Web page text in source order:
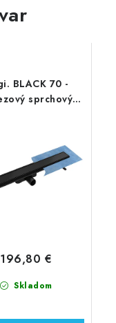
BLACK 70 -
sprchový
Skladom
196,80 €